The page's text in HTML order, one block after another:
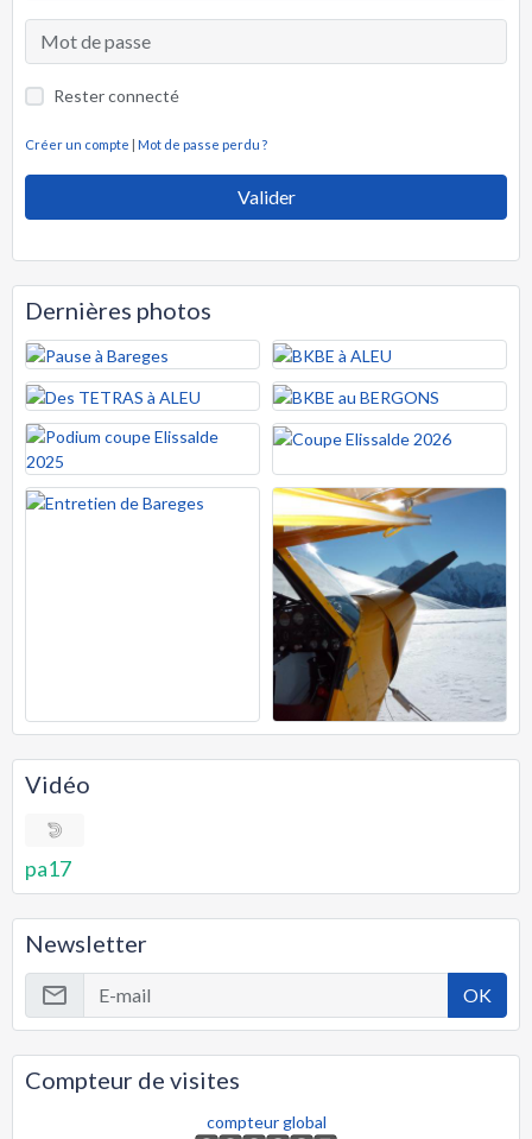
Rester connecté
Créer un compte | Mot de passe perdu ?
Valider
Dernières photos
Vidéo
pa17
Newsletter
OK
Compteur de visites
compteur global